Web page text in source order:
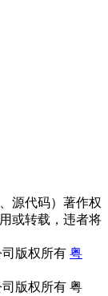
源代码）著作权
或转载，违者将
版权所有 粤
版权所有 粤